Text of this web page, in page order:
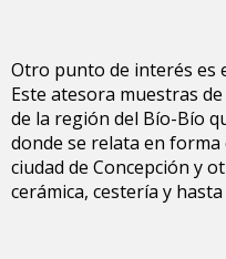
Otro punto de interés es
Este atesora muestras
de la región del Bío-Bío
donde se relata en
ciudad de Concepción y
cerámica, cestería y